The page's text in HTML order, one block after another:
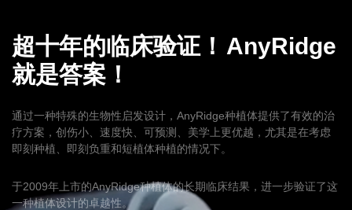
超十年的临床验证！ AnyRidge
就是答案！
通过一种特殊的生物性启发设计，AnyRidge种植体提供了有效的治
疗方案，创伤小、速度快、可预测、美学上更优越，尤其是在考虑
即刻种植、即刻负重和短植体种植的情况下。
于2009年上市的AnyRidge种植体的长期临床结果，进一步验证了这
一种植体设计的卓越性。